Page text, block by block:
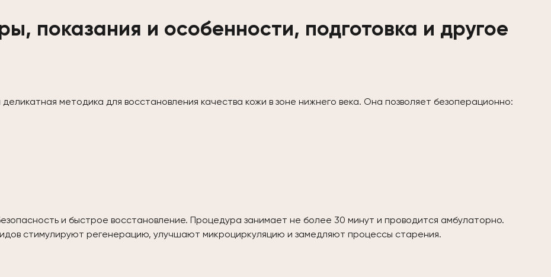
показания и особенности, подготовка и другое
методика для восстановления качества кожи в зоне нижнего века. Она позволяет безоперационно:
и быстрое восстановление. Процедура занимает не более 30 минут и проводится амбулаторно.
стимулируют регенерацию, улучшают микроциркуляцию и замедляют процессы старения.